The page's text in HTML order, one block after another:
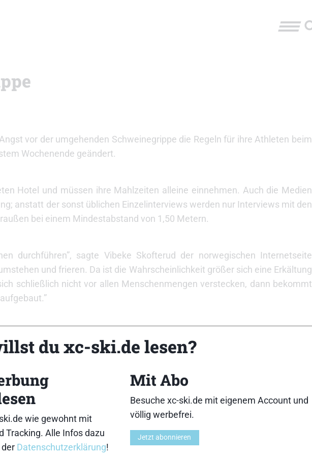
vor der umgehenden Schweinegrippe die Regeln für ihre Athleten beim
Wochenende geändert.
Hotel und müssen ihre Mahlzeiten alleine einnehmen. Auch die Medien
anstatt der sonst üblichen Einzelinterviews werden nur Interviews mit den
bei einem Mindestabstand von 1,50 Metern.
durchführen”, sagte Vibeke Skofterud der norwegischen Internetseite
und frieren. Da ist die Wahrscheinlichkeit größer sich eine Erkältung
schließlich nicht vor allen Menschenmengen verstecken, dann bekommt
Hysterie übertrieben. “Gute Handhygiene und Vernunft dürften völlig
“Die Angst vor der Schweinegrippe wird von den Medien hier
sich vor zwei Wochen mit der Schweinegrippe angesteckt, will aber
gestorben, im restlichen Skandinavien zusammen waren es
du xc-ski.de lesen?
wie gewohnt mit
Tracking. Alle Infos dazu
Datenschutzerklärung!
Mit Abo
Besuche xc-ski.de mit eigenem Account und
völlig werbefrei.
Jetzt abonnieren